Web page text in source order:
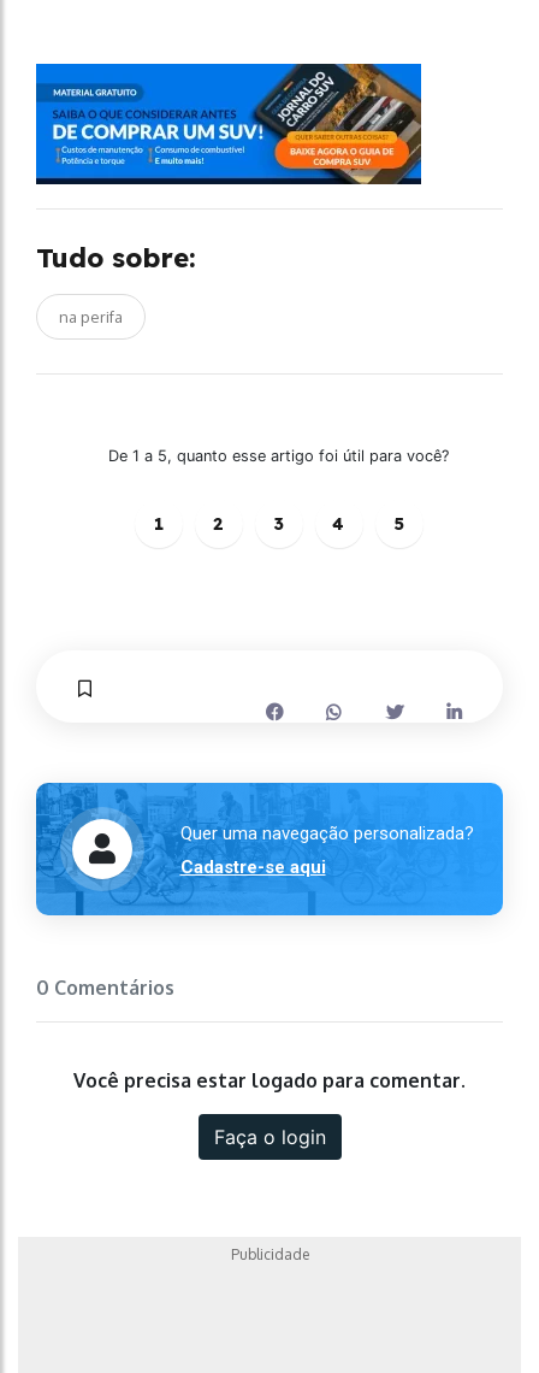
Tudo sobre:
na perifa
De 1 a 5, quanto esse artigo foi útil para você?
1 2 3 4 5
Quer uma navegação personalizada?
Cadastre-se aqui
0 Comentários
Você precisa estar logado para comentar.
Faça o login
Publicidade